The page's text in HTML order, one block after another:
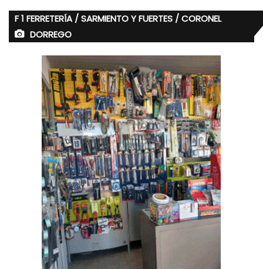
F 1 FERRETERÍA / SARMIENTO Y FUERTES / CORONEL
DORREGO